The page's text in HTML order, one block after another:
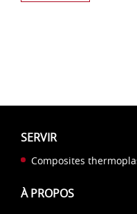
SERVIR
Composites
À PROPOS